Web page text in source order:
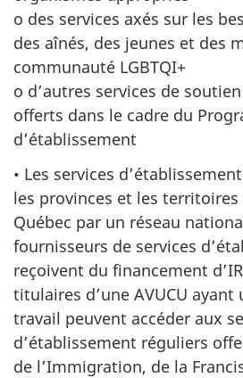
o des services axés sur les
des aînés, des jeunes et des
communauté LGBTQI+
o d’autres services de
offerts dans le cadre du
d’établissement
• Les services
les provinces et les territoires
Québec par un réseau
fournisseurs de services
reçoivent du financement
titulaires d’une AVUCU ayant
travail peuvent accéder aux
d’établissement réguliers
de l’Immigration, de la